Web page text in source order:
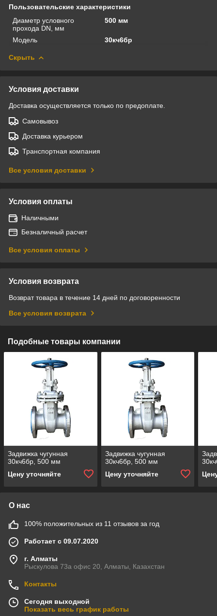
Пользовательские характеристики
Диаметр условного
прохода DN, мм
500 мм
Модель 30кч6бр
Скрыть
Условия доставки
Доставка осуществляется только по предоплате.
Самовывоз
Доставка курьером
Транспортная компания
Все условия доставки
Условия оплаты
Наличными
Безналичный расчет
Все условия оплаты
Условия возврата
Возврат товара в течение 14 дней по договоренности
Все условия возврата
Подобные товары компании
Задвижка чугунная
30кч6бр, 500 мм
Цену уточняйте
Задвижка чугунная
30кч6бр, 500 мм
Цену уточняйте
О нас
100% положительных из 11 отзывов за год
Работает с 09.07.2020
г. Алматы
Рыскулова 73а офис 20, Алматы, Казахстан
Контакты
Сегодня выходной
Показать весь график работы